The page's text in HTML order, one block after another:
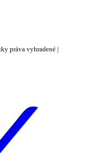
práva vyhradené |